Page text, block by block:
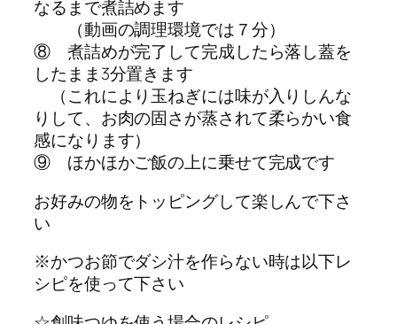
なるまで煮詰めます
（動画の調理環境では７分）
⑧ 煮詰めが完了して完成したら落し蓋を
したまま3分置きます
（これにより玉ねぎには味が入りしんな
りして、お肉の固さが蒸されて柔らかい食
感になります）
⑨ ほかほかご飯の上に乗せて完成です
お好みの物をトッピングして楽しんで下さ
い
※かつお節でダシ汁を作らない時は以下レ
シピを使って下さい